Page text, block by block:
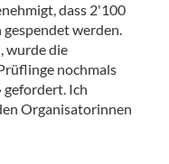
dass 2'100
gespendet werden.
wurde die
nochmals
gefordert. Ich
Organisatorinnen